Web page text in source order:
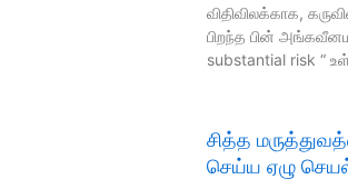
விதிவிலக்காக,
பிறந்த பின்
substantial risk “
சித்த
செய்ய ஏழு